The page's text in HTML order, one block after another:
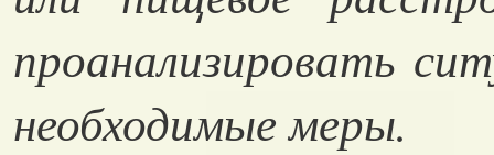
проанализировать
необходимые меры.